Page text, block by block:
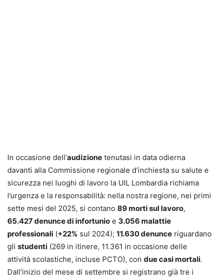
In occasione dell’audizione tenutasi in data odierna
davanti alla Commissione regionale d’inchiesta su salute e
sicurezza nei luoghi di lavoro la UIL Lombardia richiama
l’urgenza e la responsabilità: nella nostra regione, nei primi
sette mesi del 2025, si contano 89 morti sul lavoro,
65.427 denunce di infortunio e 3.056 malattie
professionali (+22% sul 2024); 11.630 denunce riguardano
gli studenti (269 in itinere, 11.361 in occasione delle
attività scolastiche, incluse PCTO), con due casi mortali.
Dall’inizio del mese di settembre si registrano già tre i